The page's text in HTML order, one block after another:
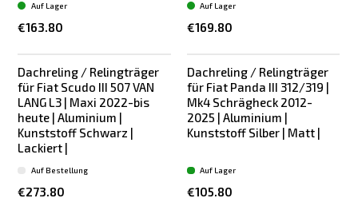
€163.80
Auf Lager
€169.80
Auf Lager
Dachreling / Relingträger
für Fiat Scudo III 507 VAN
LANG L3 | Maxi 2022-bis
heute | Aluminium |
Kunststoff Schwarz |
Lackiert |
€273.80
Auf Bestellung
Dachreling / Relingträger
für Fiat Panda III 312/319 |
Mk4 Schrägheck 2012-
2025 | Aluminium |
Kunststoff Silber | Matt |
€105.80
Auf Lager